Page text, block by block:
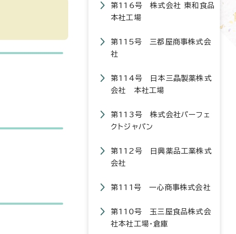
第116号 株式会社 東和食品
本社工場
第115号 三都屋商事株式会
社
第114号 日本三晶製薬株式
会社 本社工場
第113号 株式会社パーフェ
クトジャパン
第112号 日興薬品工業株式
会社
第111号 一心商事株式会社
第110号 玉三屋食品株式会
社本社工場・倉庫